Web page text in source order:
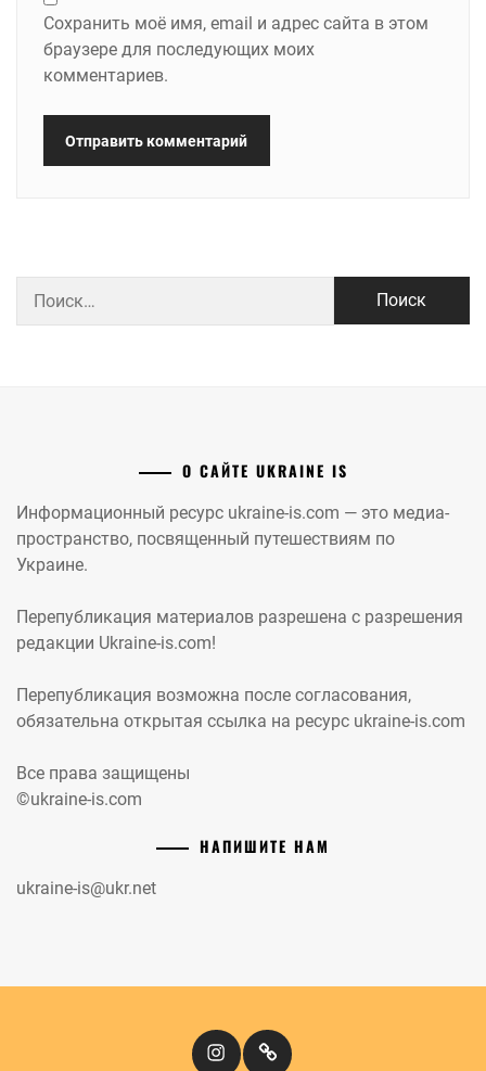
Сохранить моё имя, email и адрес сайта в этом
браузере для последующих моих
комментариев.
О САЙТЕ UKRAINE IS
Информационный ресурс ukraine-is.com — это медиа-
пространство, посвященный путешествиям по
Украине.
Перепубликация материалов разрешена с разрешения
редакции Ukraine-is.com!
Перепубликация возможна после согласования,
обязательна открытая ссылка на ресурс ukraine-is.com
Все права защищены
©ukraine-is.com
НАПИШИТЕ НАМ
ukraine-is@ukr.net
InstagramКіномандри